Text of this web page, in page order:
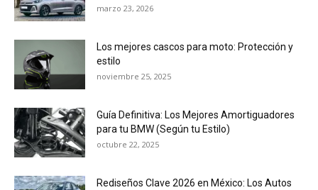
marzo 23, 2026
Los mejores cascos para moto: Protección y
estilo
noviembre 25, 2025
Guía Definitiva: Los Mejores Amortiguadores
para tu BMW (Según tu Estilo)
octubre 22, 2025
Rediseños Clave 2026 en México: Los Autos